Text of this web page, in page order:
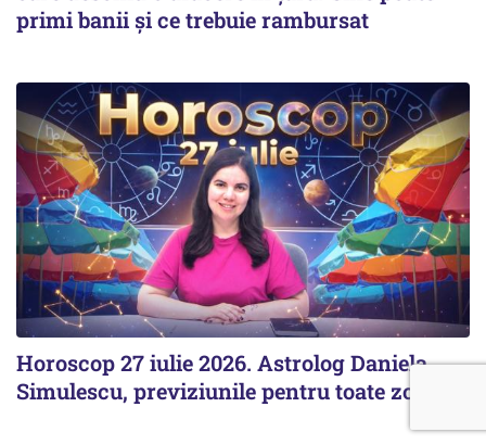
primi banii și ce trebuie rambursat
Horoscop 27 iulie 2026. Astrolog Daniela
Simulescu, previziunile pentru toate zodiile